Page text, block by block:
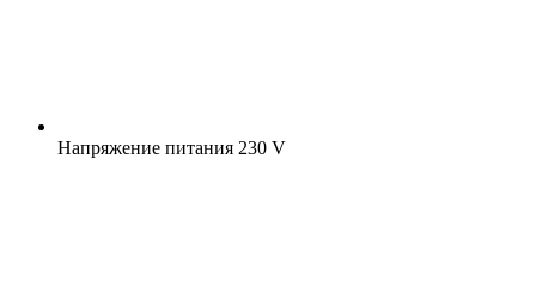
Напряжение питания 230 V